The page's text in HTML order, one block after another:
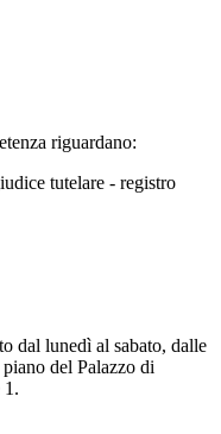
riguardano:
tutelare - registro
dal lunedì al sabato, dalle
del Palazzo di
1.